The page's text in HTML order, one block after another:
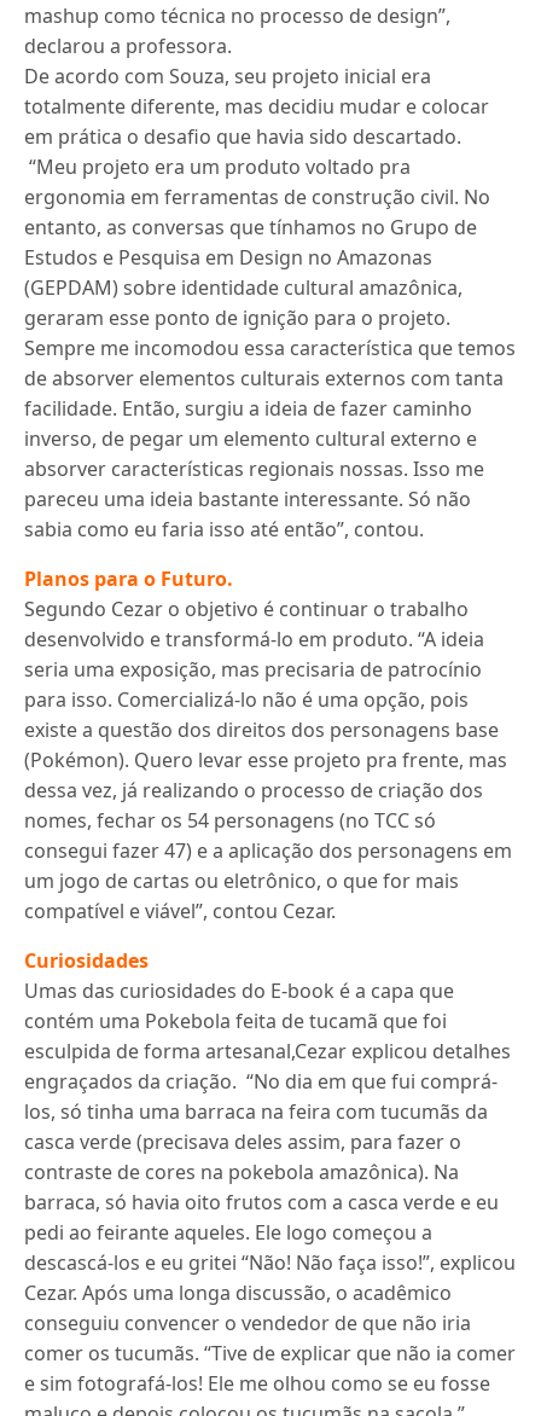
mashup como técnica no processo de design”,
declarou a professora.
De acordo com Souza, seu projeto inicial era
totalmente diferente, mas decidiu mudar e colocar
em prática o desafio que havia sido descartado.
“Meu projeto era um produto voltado pra
ergonomia em ferramentas de construção civil. No
entanto, as conversas que tínhamos no Grupo de
Estudos e Pesquisa em Design no Amazonas
(GEPDAM) sobre identidade cultural amazônica,
geraram esse ponto de ignição para o projeto.
Sempre me incomodou essa característica que temos
de absorver elementos culturais externos com tanta
facilidade. Então, surgiu a ideia de fazer caminho
inverso, de pegar um elemento cultural externo e
absorver características regionais nossas. Isso me
pareceu uma ideia bastante interessante. Só não
sabia como eu faria isso até então”, contou.
Planos para o Futuro.
Segundo Cezar o objetivo é continuar o trabalho
desenvolvido e transformá-lo em produto. “A ideia
seria uma exposição, mas precisaria de patrocínio
para isso. Comercializá-lo não é uma opção, pois
existe a questão dos direitos dos personagens base
(Pokémon). Quero levar esse projeto pra frente, mas
dessa vez, já realizando o processo de criação dos
nomes, fechar os 54 personagens (no TCC só
consegui fazer 47) e a aplicação dos personagens em
um jogo de cartas ou eletrônico, o que for mais
compatível e viável”, contou Cezar.
Curiosidades
Umas das curiosidades do E-book é a capa que
contém uma Pokebola feita de tucamã que foi
esculpida de forma artesanal,Cezar explicou detalhes
engraçados da criação. “No dia em que fui comprá-
los, só tinha uma barraca na feira com tucumãs da
casca verde (precisava deles assim, para fazer o
contraste de cores na pokebola amazônica). Na
barraca, só havia oito frutos com a casca verde e eu
pedi ao feirante aqueles. Ele logo começou a
descascá-los e eu gritei “Não! Não faça isso!”, explicou
Cezar. Após uma longa discussão, o acadêmico
conseguiu convencer o vendedor de que não iria
comer os tucumãs. “Tive de explicar que não ia comer
e sim fotografá-los! Ele me olhou como se eu fosse